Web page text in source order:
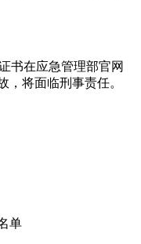
书在应急管理部官网
，将面临刑事责任。
单